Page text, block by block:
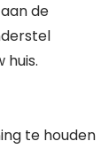
de
te houden